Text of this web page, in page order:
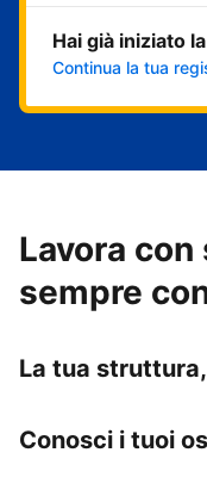
Hai già iniziato
Continua la tua
Lavora
sempre
La tua
Conosci i tuoi